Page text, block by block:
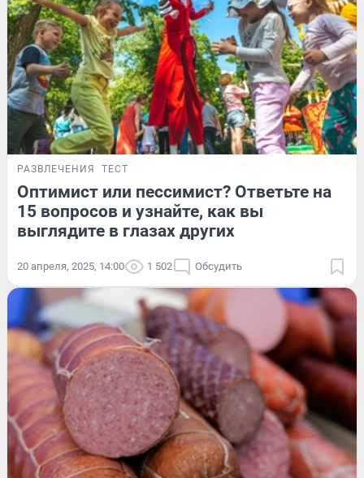
РАЗВЛЕЧЕНИЯ ТЕСТ
Оптимист или пессимист? Ответьте на
15 вопросов и узнайте, как вы
выглядите в глазах других
20 апреля, 2025, 14:00 1 502 Обсудить